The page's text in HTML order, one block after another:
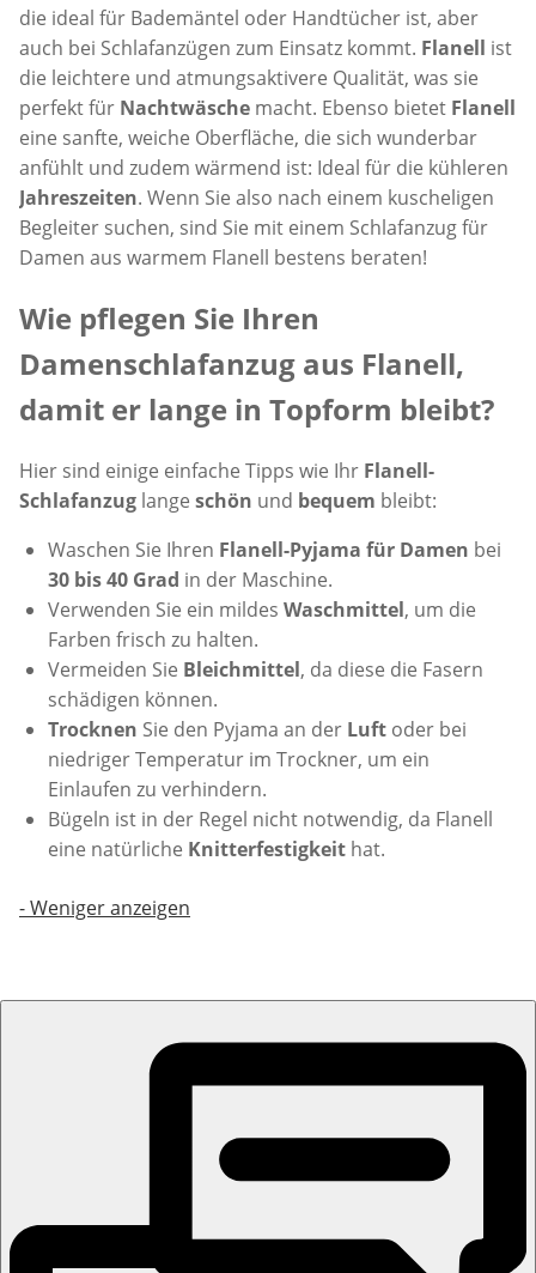
die ideal für Bademäntel oder Handtücher ist, aber
auch bei Schlafanzügen zum Einsatz kommt. Flanell ist
die leichtere und atmungsaktivere Qualität, was sie
perfekt für Nachtwäsche macht. Ebenso bietet Flanell
eine sanfte, weiche Oberfläche, die sich wunderbar
anfühlt und zudem wärmend ist: Ideal für die kühleren
Jahreszeiten. Wenn Sie also nach einem kuscheligen
Begleiter suchen, sind Sie mit einem Schlafanzug für
Damen aus warmem Flanell bestens beraten!
Wie pflegen Sie Ihren
Damenschlafanzug aus Flanell,
damit er lange in Topform bleibt?
Hier sind einige einfache Tipps wie Ihr Flanell-
Schlafanzug lange schön und bequem bleibt:
Waschen Sie Ihren Flanell-Pyjama für Damen bei
30 bis 40 Grad in der Maschine.
Verwenden Sie ein mildes Waschmittel, um die
Farben frisch zu halten.
Vermeiden Sie Bleichmittel, da diese die Fasern
schädigen können.
Trocknen Sie den Pyjama an der Luft oder bei
niedriger Temperatur im Trockner, um ein
Einlaufen zu verhindern.
Bügeln ist in der Regel nicht notwendig, da Flanell
eine natürliche Knitterfestigkeit hat.
-Weniger anzeigen